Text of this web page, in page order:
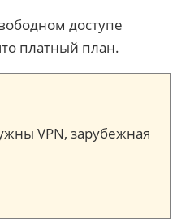
доступе
платный план.
VPN, зарубежная